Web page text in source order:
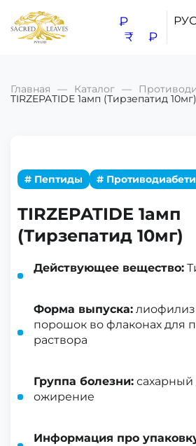
₽
₹
₽
РУС
Главная Каталог
TIRZEPATIDE 1амп (Тирзепатид 10мг)
# Пептиды #
TIRZEPATIDE 1амп
(Тирзепатид 10мг)
Действующее вещество:
Форма выпуска:
порошок во флаконах для
раствора
Группа болезни: сахарный
ожирение
Информация про